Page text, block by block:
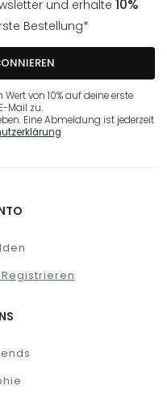
und erhalte 10%
Bestellung*
von 10% auf deine erste
Mail zu.
Eine Abmeldung ist jederzeit